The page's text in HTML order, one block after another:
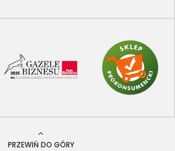
PRZEWIŃ DO GÓRY